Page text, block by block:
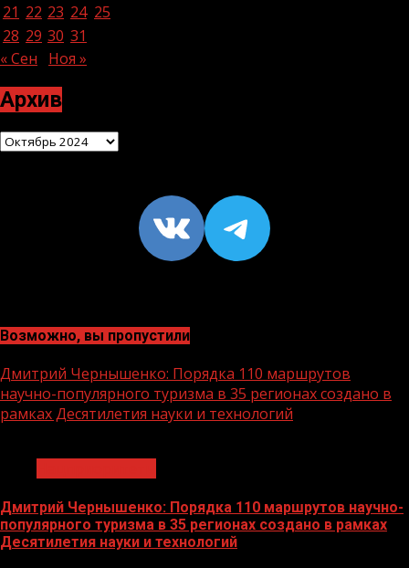
21 22 23 24 25
28 29 30 31
« Сен
Ноя »
Архив
Архив
VK https://
Возможно, вы пропустили
Дмитрий Чернышенко: Порядка 110 маршрутов
научно-популярного туризма в 35 регионах создано в
рамках Десятилетия науки и технологий
Дмитрий Чернышенко: Порядка 110 маршрутов научно-
популярного туризма в 35 регионах создано в рамках
Десятилетия науки и технологий